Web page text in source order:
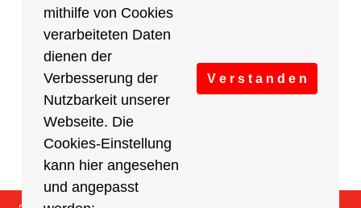
mithilfe von Cookies
verarbeiteten Daten
dienen der
Verbesserung der
Nutzbarkeit unserer
Webseite. Die
Cookies-Einstellung
kann hier angesehen
und angepasst
V e r s t a n d e n